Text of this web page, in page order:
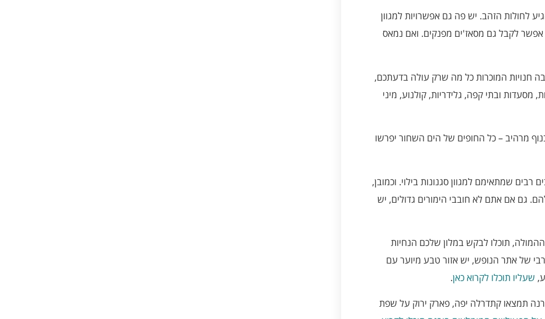
לחולות הזהב. יש פה גם אפשרויות למגוון
אפשר לקבל גם מסאז'ים מפנקים. ואם נמאס
חנויות המוכרות כל מה שרק עולה בדעתכם,
מסעדות ובתי קפה, גלידריות, קולנוע, מיני
מרהיב – כל החופים של הים השחור יפרשו
שמתאימם למגוון סגנונות בילוי. וכמובן,
גם אם אתם לא חובבי הימורים גדולים, יש
תוכלו לבקש במלון שלכם הנחיות
של אתר הנופש, יש אזור טבע מיוער עם
שעליו תוכלו לקרוא כאן.
תמצאו קתדרלה יפה, פארק ירוק על שפת